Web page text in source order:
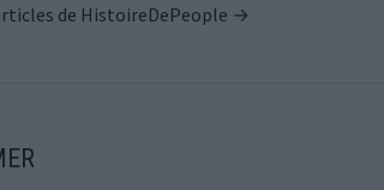
de HistoireDePeople →